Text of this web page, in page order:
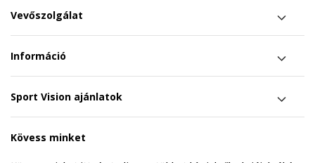
Vevőszolgálat
Információ
Sport Vision ajánlatok
Kövess minket